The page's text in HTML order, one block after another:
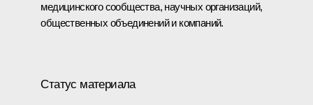
медицинского сообщества, научных организаций,
общественных объединений и компаний.
Статус материала